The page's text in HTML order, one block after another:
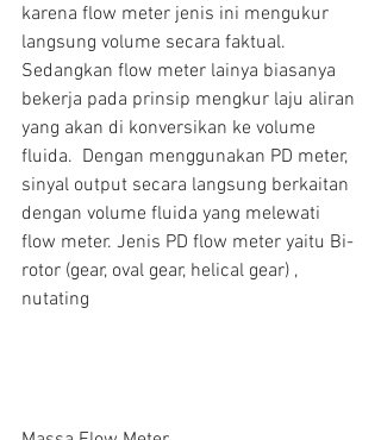
karena flow meter jenis ini mengukur
langsung volume secara faktual.
Sedangkan flow meter lainya biasanya
bekerja pada prinsip mengkur laju aliran
yang akan di konversikan ke volume
fluida.  Dengan menggunakan PD meter,
sinyal output secara langsung berkaitan
dengan volume fluida yang melewati
flow meter. Jenis PD flow meter yaitu Bi-
rotor (gear, oval gear, helical gear) ,
nutating